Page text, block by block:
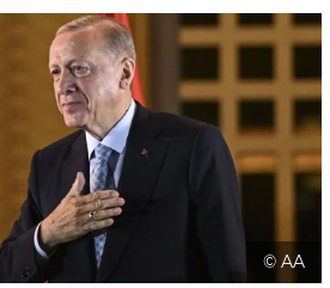
© AA